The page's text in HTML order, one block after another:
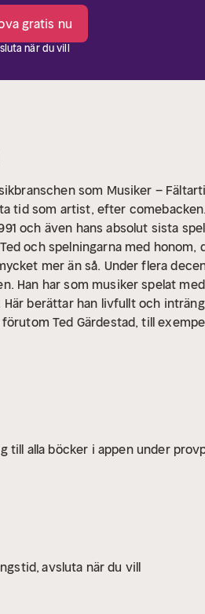
gratis nu
när du vill
som Musiker –
tid som artist, efter
och även hans absolut sista
och spelningarna med honom,
mer än så. Under flera
Han har som musiker spelat
berättar han livfullt och
Ted Gärdestad, till
till alla böcker i appen under
avsluta när du vill